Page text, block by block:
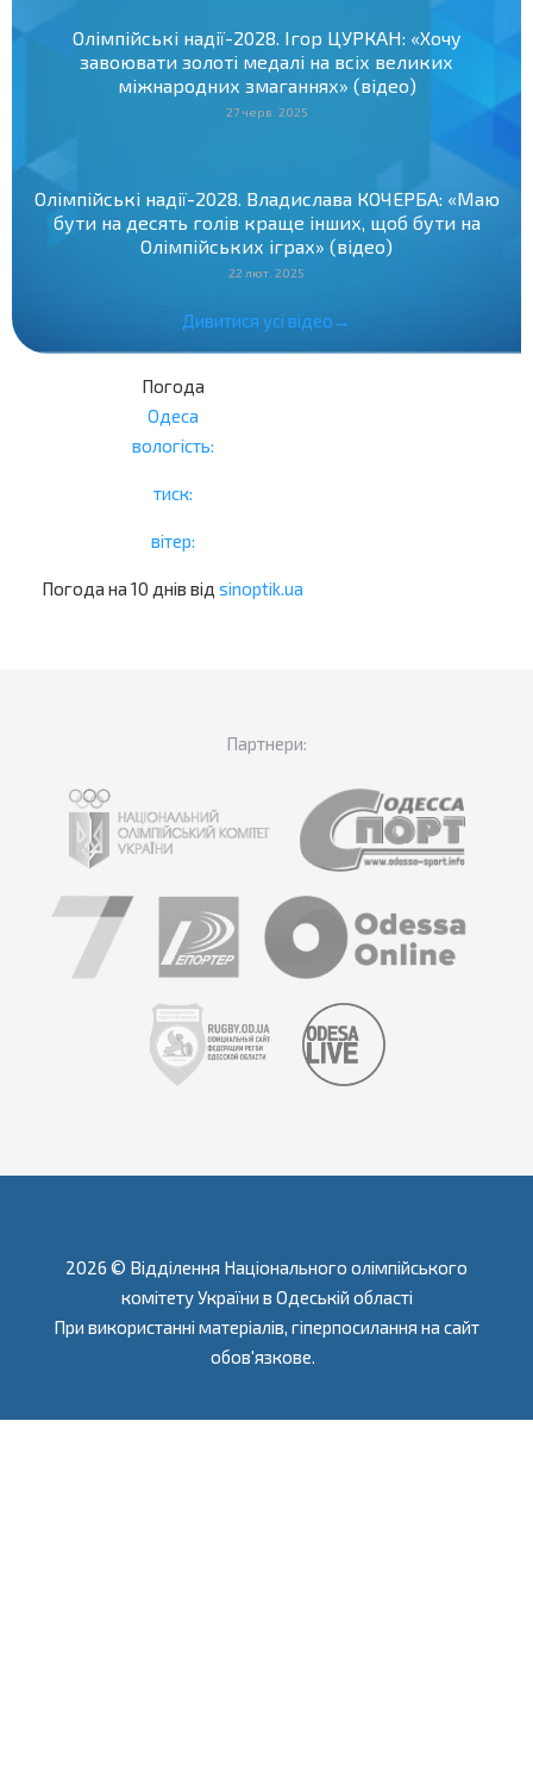
Олімпійські надії-2028. Ігор ЦУРКАН: «Хочу
завоювати золоті медалі на всіх великих
міжнародних змаганнях» (відео)
27 черв. 2025
Олімпійські надії-2028. Владислава КОЧЕРБА: «Маю
бути на десять голів краще інших, щоб бути на
Олімпійських іграх» (відео)
22 лют. 2025
Дивитися усі відео→
Погода
Одеса
вологість:
тиск:
вітер:
Погода на 10 днів від sinoptik.ua
Партнери:
2026 © Відділення Національного олімпійського
комітету України в Одеській області
При використанні матеріалів, гіперпосилання на сайт
обов'язкове.